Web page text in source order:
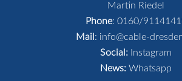
Martin Riedel
Phone: 0160/
Mail : info@cable-
Social: Instagram
News: Whatsapp